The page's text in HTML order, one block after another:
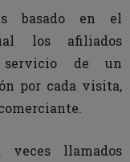
basado en el
los afiliados
de un
por cada visita,
llamados